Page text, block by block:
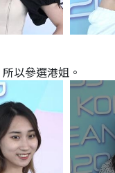
以參選港姐。